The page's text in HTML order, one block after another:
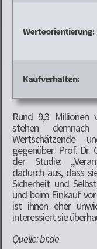
Werteorientierung:
Kaufverhalten:
Rund 9,3 Millionen
stehen
Wertschätzende
gegenüber. Prof. Dr.
der Studie:
dadurch aus, dass
Sicherheit und
und beim Einkauf
ist ihnen eher
interessiert sie
Quelle: br.de